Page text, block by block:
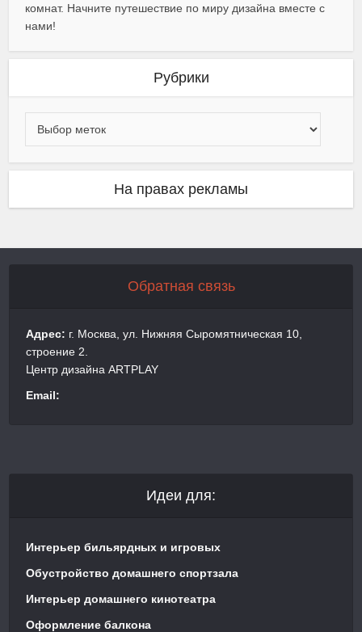
комнат. Начните путешествие по миру дизайна вместе с
нами!
Рубрики
На правах рекламы
Обратная связь
Адрес: г. Москва, ул. Нижняя Сыромятническая 10,
строение 2.
Центр дизайна ARTPLAY
Email:
Идеи для:
Интерьер бильярдных и игровых
Обустройство домашнего спортзала
Интерьер домашнего кинотеатра
Оформление балкона